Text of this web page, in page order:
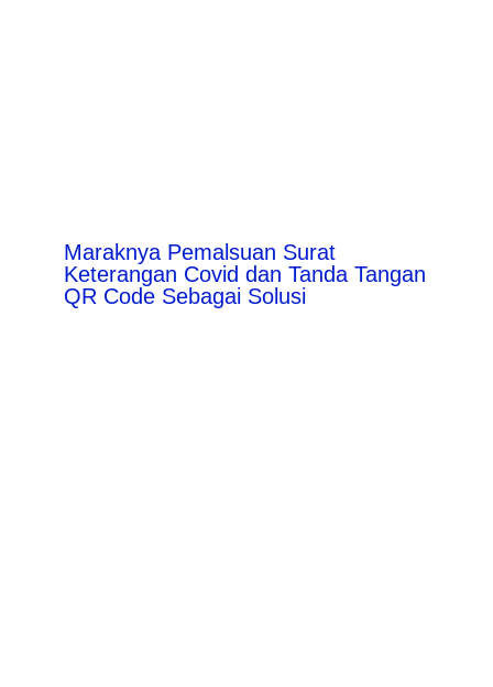
Maraknya Pemalsuan Surat
Keterangan Covid dan Tanda Tangan
QR Code Sebagai Solusi